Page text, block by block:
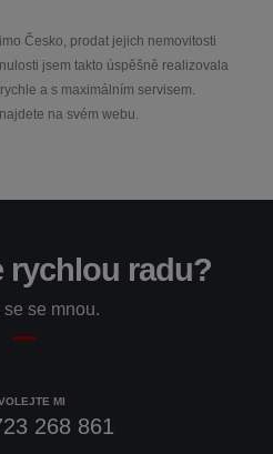
Česko, prodat jejich nemovitosti
jsem takto úspěšně realizovala
a s maximálním servisem.
na svém webu.
rychlou radu?
se se mnou.
MI
268 861